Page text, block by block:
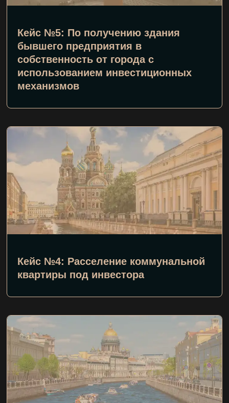
Кейс №5: По получению здания
бывшего предприятия в
собственность от города с
использованием инвестиционных
механизмов
Кейс №4: Расселение коммунальной
квартиры под инвестора